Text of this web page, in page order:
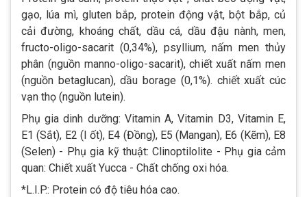
gạo, lúa mì, gluten bắp, protein động vật, bột bắp, củ
cải đường, khoáng chất, dầu cá, dầu đậu nành, men,
fructo-oligo-sacarit (0,34%), psyllium, nấm men thủy
phân (nguồn manno-oligo-sacarit), chiết xuất nấm men
(nguồn betaglucan), dầu borage (0,1%). chiết xuất cúc
vạn thọ (nguồn lutein).
Phụ gia dinh dưỡng: Vitamin A, Vitamin D3, Vitamin E,
E1 (Sắt), E2 (I ốt), E4 (Đồng), E5 (Mangan), E6 (Kẽm), E8
(Selen) - Phụ gia kỹ thuật: Clinoptilolite - Phụ gia cảm
quan: Chiết xuất Yucca - Chất chống oxi hóa.
*L.I.P.: Protein có độ tiêu hóa cao.